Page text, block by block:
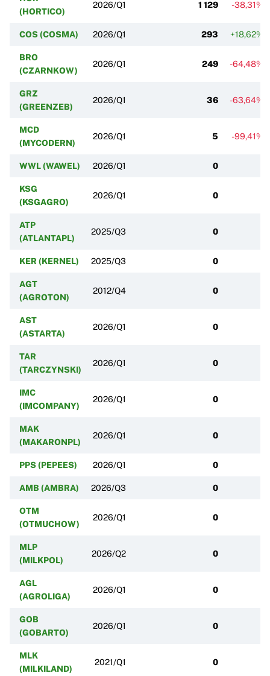
(HORTICO)
2026/Q1 1 129 -38,31%
COS (COSMA) 2026/Q1 293 +18,62%
BRO
(CZARNKOW)
2026/Q1 249 -64,48%
GRZ
(GREENZEB)
2026/Q1 36 -63,64%
MCD
(MYCODERN)
2026/Q1 5 -99,41%
WWL (WAWEL) 2026/Q1 0
KSG
(KSGAGRO)
2026/Q1 0
ATP
(ATLANTAPL)
2025/Q3 0
KER (KERNEL) 2025/Q3 0
AGT
(AGROTON)
2012/Q4 0
AST
(ASTARTA)
2026/Q1 0
TAR
(TARCZYNSKI)
2026/Q1 0
IMC
(IMCOMPANY)
2026/Q1 0
MAK
(MAKARONPL)
2026/Q1 0
PPS (PEPEES) 2026/Q1 0
AMB (AMBRA) 2026/Q3 0
OTM
(OTMUCHOW)
2026/Q1 0
MLP
(MILKPOL)
2026/Q2 0
AGL
(AGROLIGA)
2026/Q1 0
GOB
(GOBARTO)
2026/Q1 0
MLK
(MILKILAND)
2021/Q1 0